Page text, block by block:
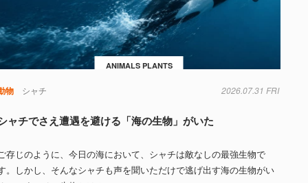
ANIMALS PLANTS
物 シャチ 2026.07.31 FRI
ャチでさえ遭遇を避ける「海の生物」がいた
存じのように、今日の海において、シャチは敵なしの最強生物で
。しかし、そんなシャチも声を聞いただけで逃げ出す海の生物がい